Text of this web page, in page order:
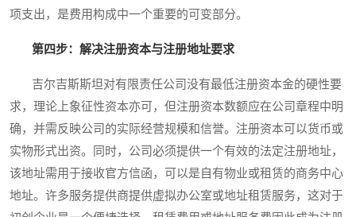
项支出，是费用构成中一个重要的可变部分。
第四步：解决注册资本与注册地址要求
吉尔吉斯斯坦对有限责任公司没有最低注册资本金的硬性要
求，理论上象征性资本亦可，但注册资本数额应在公司章程中明
确，并需反映公司的实际经营规模和信誉。注册资本可以货币或
实物形式出资。同时，公司必须提供一个有效的法定注册地址，
该地址需用于接收官方信函，可以是自有物业或租赁的商务中心
地址。许多服务提供商提供虚拟办公室或地址租赁服务，这对于